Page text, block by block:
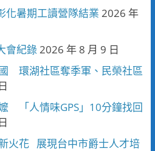
暑期工讀營隊結業 2026 年
會紀錄2026 年 8 月 9 日
環湖社區奪季軍、民榮社區
「人情味GPS」10分鐘找回
火花 展現台中市爵士人才培